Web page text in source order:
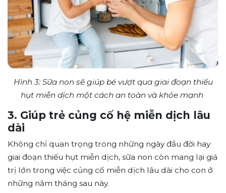
Hình 3: Sữa non sẽ giúp bé vượt qua giai đoạn thiếu
hụt miễn dịch một cách an toàn và khỏe mạnh
3. Giúp trẻ củng cố hệ miễn dịch lâu
dài
Không chỉ quan trọng trong những ngày đầu đời hay
giai đoạn thiếu hụt miễn dịch, sữa non còn mang lại giá
trị lớn trong việc củng cố miễn dịch lâu dài cho con ở
những năm tháng sau này.